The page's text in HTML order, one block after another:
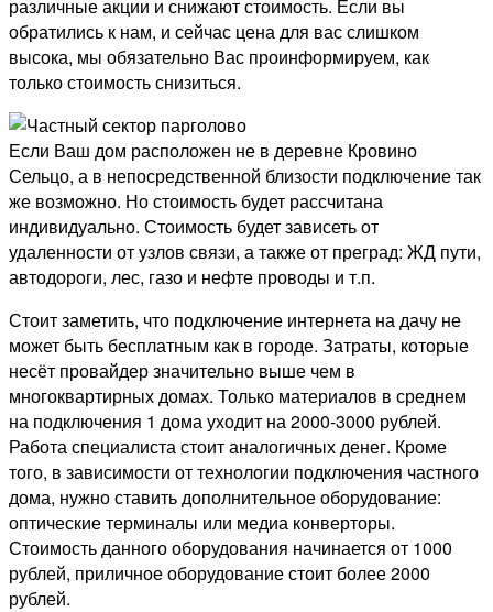
различные акции и снижают стоимость. Если вы
обратились к нам, и сейчас цена для вас слишком
высока, мы обязательно Вас проинформируем, как
только стоимость снизиться.
Если Ваш дом расположен не в деревне Кровино
Сельцо, а в непосредственной близости подключение так
же возможно. Но стоимость будет рассчитана
индивидуально. Стоимость будет зависеть от
удаленности от узлов связи, а также от преград: ЖД пути,
автодороги, лес, газо и нефте проводы и т.п.
Стоит заметить, что подключение интернета на дачу не
может быть бесплатным как в городе. Затраты, которые
несёт провайдер значительно выше чем в
многоквартирных домах. Только материалов в среднем
на подключения 1 дома уходит на 2000-3000 рублей.
Работа специалиста стоит аналогичных денег. Кроме
того, в зависимости от технологии подключения частного
дома, нужно ставить дополнительное оборудование:
оптические терминалы или медиа конверторы.
Стоимость данного оборудования начинается от 1000
рублей, приличное оборудование стоит более 2000
рублей.